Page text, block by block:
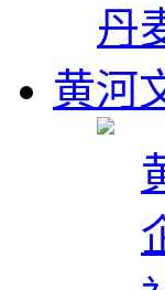
丹
黄河